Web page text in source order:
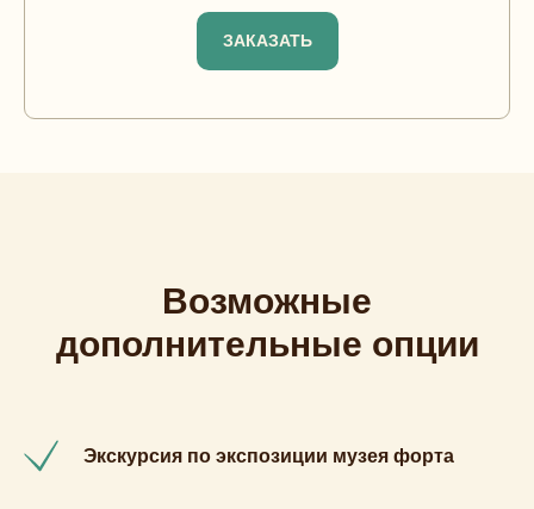
ЗАКАЗАТЬ
Возможные
дополнительные опции
Экскурсия по экспозиции музея форта